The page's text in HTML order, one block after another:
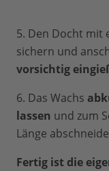
5. Den Docht mit
sichern und
vorsichtig
6. Das Wachs
lassen und zum
Länge
Fertig ist die